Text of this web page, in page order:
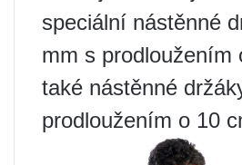
speciální nástěnné
mm s prodloužením
také nástěnné
prodloužením o 10